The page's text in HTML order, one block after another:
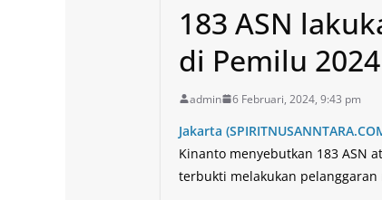
183 ASN
di Pemilu 2024
admin 6 Februari, 2024, 9:43 pm
Jakarta
Kinanto menyebutkan 183 ASN
terbukti melakukan